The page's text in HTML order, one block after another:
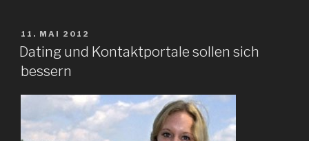
VERÖFFENTLICHT
AM
11. MAI 2012
Dating und Kontaktportale sollen sich
bessern